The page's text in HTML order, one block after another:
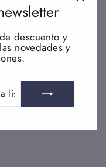
descuento y
novedades y